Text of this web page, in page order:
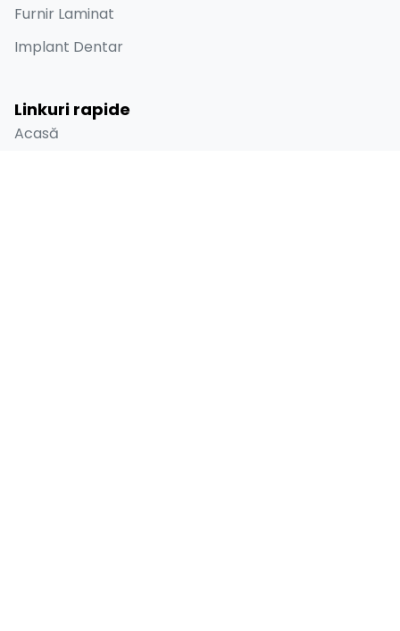
Furnir Laminat
Implant Dentar
Linkuri rapide
Acasă